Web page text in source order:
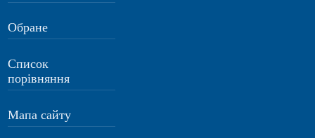
Обране
Список
порівняння
Мапа сайту